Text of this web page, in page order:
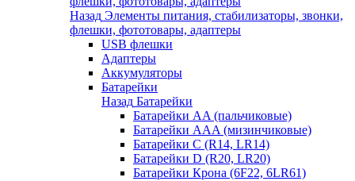
Назад Элементы питания, стабилизаторы, звонки,
флешки, фототовары, адаптеры
USB флешки
Адаптеры
Аккумуляторы
Батарейки
Назад Батарейки
Батарейки AA (пальчиковые)
Батарейки AAA (мизинчиковые)
Батарейки C (R14, LR14)
Батарейки D (R20, LR20)
Батарейки Крона (6F22, 6LR61)